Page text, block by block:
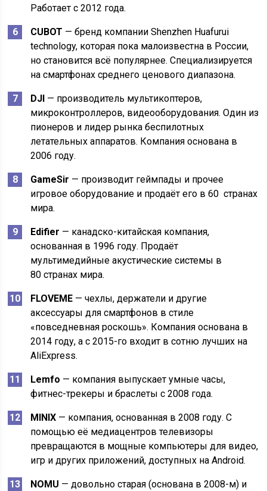
Работает с 2012 года.
CUBOT — бренд компании Shenzhen Huafurui
technology, которая пока малоизвестна в России,
но становится всё популярнее. Специализируется
на смартфонах среднего ценового диапазона.
DJI — производитель мультикоптеров,
микроконтроллеров, видеооборудования. Один из
пионеров и лидер рынка беспилотных
летательных аппаратов. Компания основана в
2006 году.
GameSir — производит геймпады и прочее
игровое оборудование и продаёт его в 60 странах
мира.
Edifier — канадско-китайская компания,
основанная в 1996 году. Продаёт
мультимедийные акустические системы в
80 странах мира.
FLOVEME — чехлы, держатели и другие
аксессуары для смартфонов в стиле
«повседневная роскошь». Компания основана в
2014 году, а с 2015-го входит в сотню лучших на
AliExpress.
Lemfo — компания выпускает умные часы,
фитнес-трекеры и браслеты с 2008 года.
MINIX — компания, основанная в 2008 году. С
помощью её медиацентров телевизоры
превращаются в мощные компьютеры для видео,
игр и других приложений, доступных на Android.
NOMU — довольно старая (основана в 2008-м) и